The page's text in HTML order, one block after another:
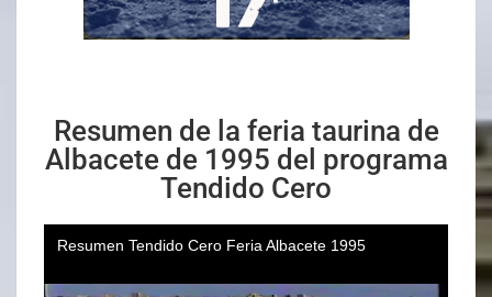
Resumen de la feria taurina de
Albacete de 1995 del programa
Tendido Cero